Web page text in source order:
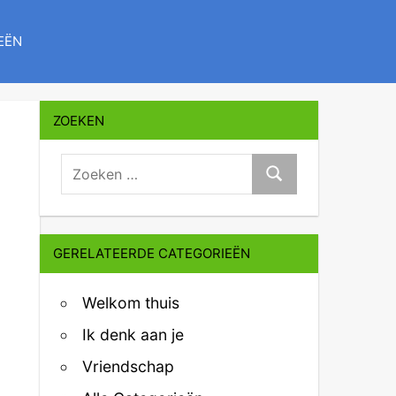
ZOEKEN
zoeken:
Zoeken
GERELATEERDE CATEGORIEËN
Welkom thuis
Ik denk aan je
Vriendschap